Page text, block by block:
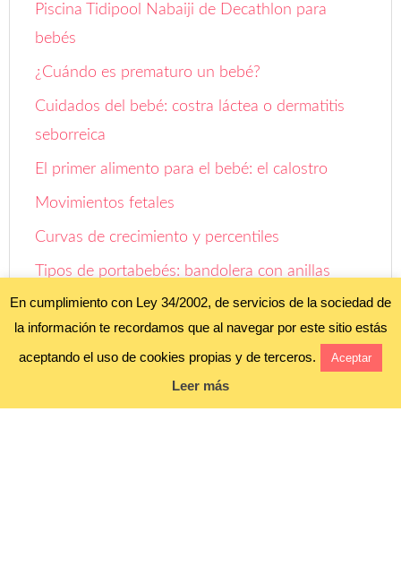
Piscina Tidipool Nabaiji de Decathlon para
bebés
¿Cuándo es prematuro un bebé?
Cuidados del bebé: costra láctea o dermatitis
seborreica
El primer alimento para el bebé: el calostro
Movimientos fetales
Curvas de crecimiento y percentiles
Tipos de portabebés: bandolera con anillas
Evolución: de cigoto a embrión, feto y neonato
Cuándo dar la noticia ¡Esperamos un bebé!
Aviso legal y política de privacidad
En cumplimiento con Ley 34/2002, de servicios de la sociedad de
la información te recordamos que al navegar por este sitio estás
aceptando el uso de cookies propias y de terceros.
Aceptar
Leer más